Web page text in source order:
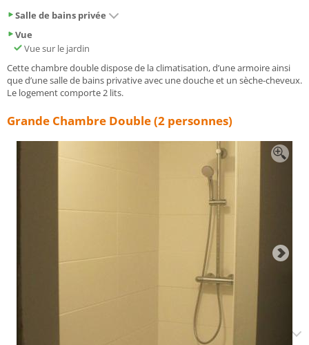
Salle de bains privée
Vue
Vue sur le jardin
Cette chambre double dispose de la climatisation, d’une armoire ainsi
que d’une salle de bains privative avec une douche et un sèche-cheveux.
Le logement comporte 2 lits.
Grande Chambre Double (2 personnes)